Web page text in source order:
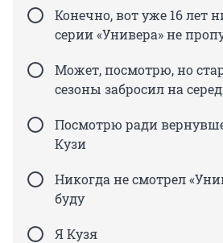
Конечно, вот уже 16 лет
серии «Универа» не
Может, посмотрю, но
сезоны забросил на
Посмотрю ради
Кузи
Никогда не смотрел
буду
Я Кузя